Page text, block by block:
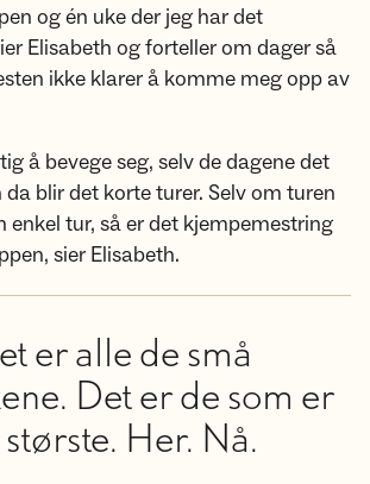
og én uke der jeg har det
Elisabeth og forteller om dager så
ikke klarer å komme meg opp av
å bevege seg, selv de dagene det
da blir det korte turer. Selv om turen
enkel tur, så er det kjempemestring
sier Elisabeth.
er alle de små
Det er de som er
Her. Nå.